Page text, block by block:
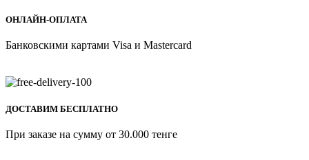
ОНЛАЙН-ОПЛАТА
Банковскими картами Visa и Mastercard
ДОСТАВИМ БЕСПЛАТНО
При заказе на сумму от 30.000 тенге